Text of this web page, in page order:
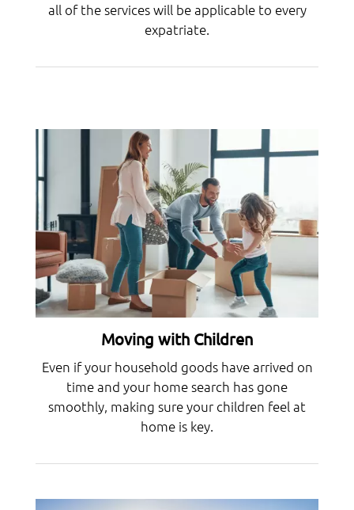
all of the services will be applicable to every
expatriate.
Moving with Children
Even if your household goods have arrived on
time and your home search has gone
smoothly, making sure your children feel at
home is key.